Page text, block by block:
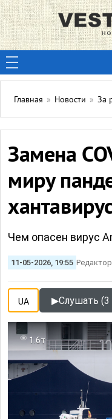
Главная » Новости » За
Замена
миру
Чем опасен вирус
11-05-2026, 19:55
UA ▶Слушать (3
1.6т